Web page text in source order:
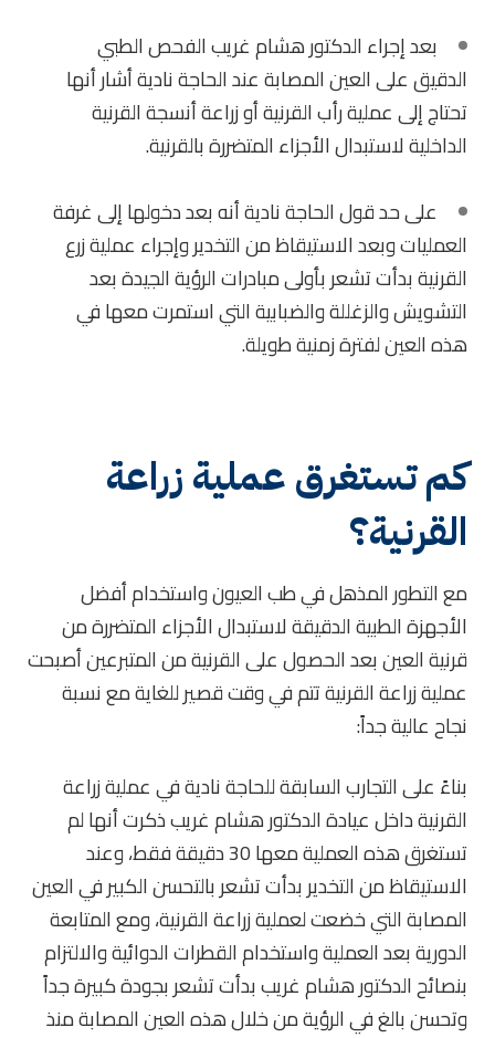
بعد إجراء الدكتور هشام غريب الفحص الطبي
الدقيق على العين المصابة عند الحاجة نادية أشار أنها
تحتاج إلى عملية رأب القرنية أو زراعة أنسجة القرنية
الداخلية لاستبدال الأجزاء المتضررة بالقرنية.
على حد قول الحاجة نادية أنه بعد دخولها إلى غرفة
العمليات وبعد الاستيقاظ من التخدير وإجراء عملية زرع
القرنية بدأت تشعر بأولى مبادرات الرؤية الجيدة بعد
التشويش والزغللة والضبابية التي استمرت معها في
هذه العين لفترة زمنية طويلة.
كم تستغرق عملية زراعة
القرنية؟
مع التطور المذهل في طب العيون واستخدام أفضل
الأجهزة الطبية الدقيقة لاستبدال الأجزاء المتضررة من
قرنية العين بعد الحصول على القرنية من المتبرعين أصبحت
عملية زراعة القرنية تتم في وقت قصير للغاية مع نسبة
نجاح عالية جداً:
بناءً على التجارب السابقة للحاجة نادية في عملية زراعة
القرنية داخل عيادة الدكتور هشام غريب ذكرت أنها لم
تستغرق هذه العملية معها 30 دقيقة فقط، وعند
الاستيقاظ من التخدير بدأت تشعر بالتحسن الكبير في العين
المصابة التي خضعت لعملية زراعة القرنية، ومع المتابعة
الدورية بعد العملية واستخدام القطرات الدوائية والالتزام
بنصائح الدكتور هشام غريب بدأت تشعر بجودة كبيرة جداً
وتحسن بالغ في الرؤية من خلال هذه العين المصابة منذ